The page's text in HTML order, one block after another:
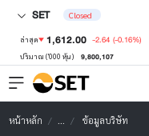
SET Closed
ล่าสุด 1,612.00 -2.64 (-0.16%)
ปริมาณ ('000 หุ้น) 9,800,107
หน้าหลัก ... ข้อมูลบริษัท